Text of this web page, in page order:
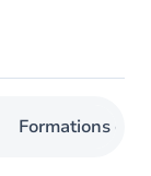
Formations